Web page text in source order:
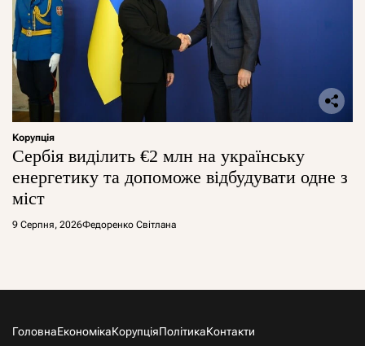
Корупція
Сербія виділить €2 млн на українську
енергетику та допоможе відбудувати одне з
міст
9 Серпня, 2026Федоренко Світлана
ГоловнаЕкономікаКорупціяПолітикаКонтакти